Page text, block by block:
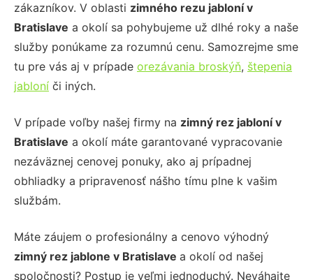
zákazníkov. V oblasti zimného rezu jablonív
Bratislave a okolí sa pohybujeme už dlhé roky a naše
služby ponúkame za rozumnú cenu. Samozrejme sme
tu pre vás aj v prípade orezávania broskýň, štepenia
jabloní či iných.
V prípade voľby našej firmy na zimný rez jablonív
Bratislave a okolí máte garantované vypracovanie
nezáväznej cenovej ponuky, ako aj prípadnej
obhliadky a pripravenosť nášho tímu plne k vašim
službám.
Máte záujem o profesionálny a cenovo výhodný
zimný rez jablone v Bratislave a okolí od našej
spoločnosti? Postup je veľmi jednoduchý. Neváhajte